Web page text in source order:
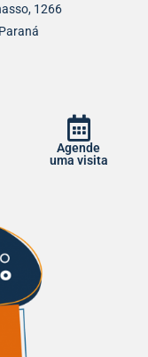
1266
Agende
uma visita